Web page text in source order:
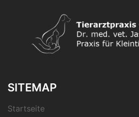
SITEMAP
Startseite